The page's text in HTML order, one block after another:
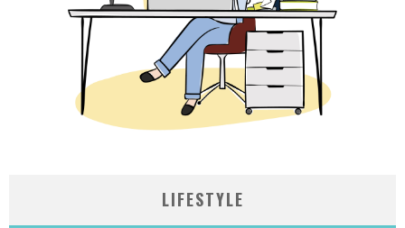
LIFESTYLE